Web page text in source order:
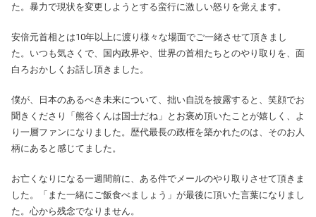
た。暴力で現状を変更しようとする蛮行に激しい怒りを覚えます。
安倍元首相とは10年以上に渡り様々な場面でご一緒させて頂きまし
た。いつも気さくで、国内政界や、世界の首相たちとのやり取りを、面
白ろおかしくお話し頂きました。
僕が、日本のあるべき未来について、拙い自説を披露すると、笑顔でお
聞きくださり「熊谷くんは国士だね」とお褒め頂いたことが嬉しく、よ
り一層ファンになりました。歴代最長の政権を築かれたのは、そのお人
柄にあると感じてました。
お亡くなりになる一週間前に、ある件でメールのやり取りさせて頂きま
した。「また一緒にご飯食べましょう」が最後に頂いた言葉になりまし
た。心から残念でなりません。